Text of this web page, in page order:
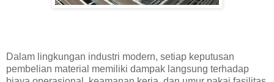
Dalam lingkungan industri modern, setiap keputusan
pembelian material memiliki dampak langsung terhadap